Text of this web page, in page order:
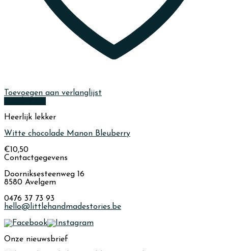
Toevoegen aan verlanglijst
Heerlijk lekker
Witte chocolade Manon Bleuberry
€10,50
Contactgegevens
Doorniksesteenweg 16
8580 Avelgem
0476 37 73 93
hello@littlehandmadestories.be
Onze nieuwsbrief